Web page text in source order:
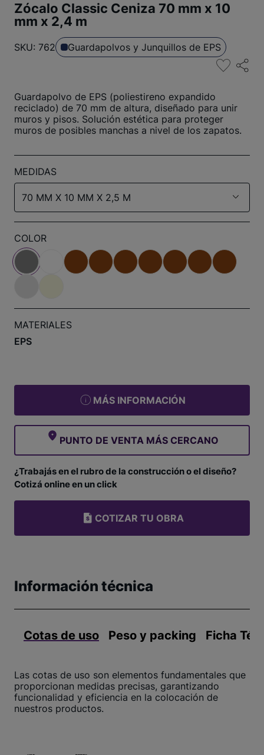
Zócalo Classic Ceniza 70 mm x 10
mm x 2,4 m
SKU: 762 Guardapolvos y Junquillos de EPS
Guardapolvo de EPS (poliestireno expandido
reciclado) de 70 mm de altura, diseñado para unir
muros y pisos. Solución estética para proteger
muros de posibles manchas a nivel de los zapatos.
MEDIDAS
70 MM X 10 MM X 2,5 M
COLOR
MATERIALES
EPS
MÁS INFORMACIÓN
PUNTO DE VENTA MÁS CERCANO
¿Trabajás en el rubro de la construcción o el diseño?
Cotizá online en un click
COTIZAR TU OBRA
Información técnica
Cotas de uso Peso y packing Ficha
Las cotas de uso son elementos fundamentales que
proporcionan medidas precisas, garantizando
funcionalidad y eficiencia en la colocación de
nuestros productos.